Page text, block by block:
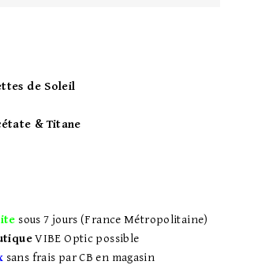
de Soleil
& Titane
sous 7 jours (France Métropolitaine)
VIBE Optic possible
sans frais par CB en magasin